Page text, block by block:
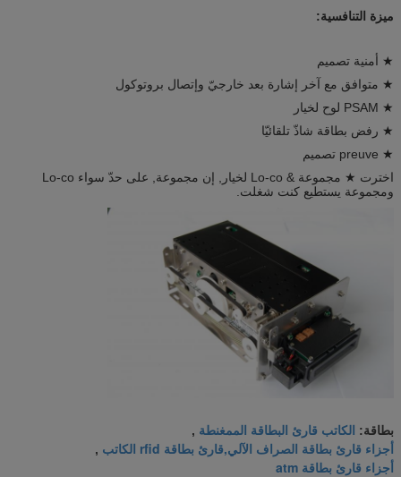
ميزة التنافسية:
★ أمنية تصميم
★ متوافق مع آخر إشارة بعد خارجيّ وإتصال بروتوكول
★ PSAM لوح لخيار
★ رفض بطاقة شاذّ تلقائيّا
★ preuve تصميم
اخترت ★ مجموعة & Lo-co لخيار, إن مجموعة, على حدّ سواء Lo-co
ومجموعة يستطيع كنت شغلت.
بطاقة: الكاتب قارئ البطاقة الممغنطة ,
أجزاء قارئ بطاقة الصراف الآلي,قارئ بطاقة rfid الكاتب ,
أجزاء قارئ بطاقة atm